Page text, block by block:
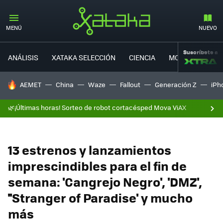
MENÚ NUEVO
ANÁLISIS XATAKA SELECCIÓN CIENCIA MOVILIDAD
Suscríbete a
HOY SE HABLA DE
AEMET China Waze Fallout Generación Z
🌿¡Últimas horas! Sorteo de robot cortacésped Mova ViAX
13 estrenos y lanzamientos
imprescindibles para el fin de
semana: 'Cangrejo Negro', 'DMZ',
''Stranger of Paradise' y mucho
más